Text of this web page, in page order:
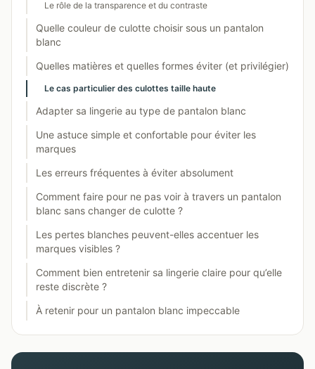
Le rôle de la transparence et du contraste
Quelle couleur de culotte choisir sous un pantalon
blanc
Quelles matières et quelles formes éviter (et privilégier)
Le cas particulier des culottes taille haute
Adapter sa lingerie au type de pantalon blanc
Une astuce simple et confortable pour éviter les
marques
Les erreurs fréquentes à éviter absolument
Comment faire pour ne pas voir à travers un pantalon
blanc sans changer de culotte ?
Les pertes blanches peuvent-elles accentuer les
marques visibles ?
Comment bien entretenir sa lingerie claire pour qu’elle
reste discrète ?
À retenir pour un pantalon blanc impeccable